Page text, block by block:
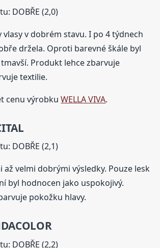
DOBŘE (2,0)
vlasy v dobrém stavu. I po 4 týdnech
držela. Oproti barevné škále byl
Produkt lehce zbarvuje
textilie.
cenu výrobkuWELLA VIVA.
DOBŘE (2,1)
až velmi dobrými výsledky. Pouze lesk
byl hodnocen jako uspokojivý.
pokožku hlavy.
DOBŘE (2,2)